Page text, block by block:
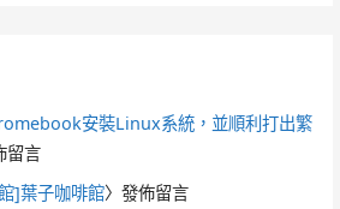
安裝Linux系統，並順利打出繁
留言
]葉子咖啡館〉發佈留言